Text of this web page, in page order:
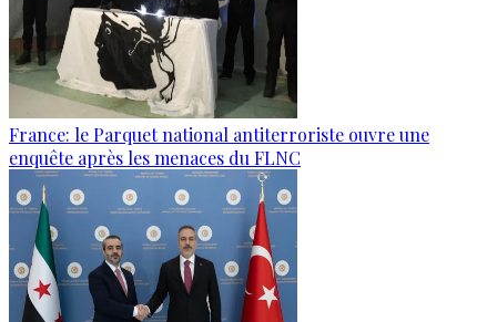
France: le Parquet national antiterroriste ouvre une
enquête après les menaces du FLNC